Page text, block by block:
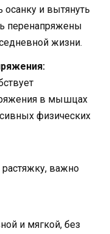
осанку и вытянуть
перенапряжены
жизни.
в мышцах
физических
важно
и мягкой, без